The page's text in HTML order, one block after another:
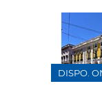
DISPO.